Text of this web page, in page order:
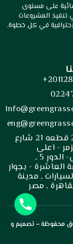
على مستوى
تنفيذ المشروعات
في كل خطوة.
عماره 2 قطعه 21 شارع
- اعلى
كنتاكى- الدور 5 ـ
العاشرة - بجوار
ـ مدينة
ـ مصر
محفوظة – تصميم و